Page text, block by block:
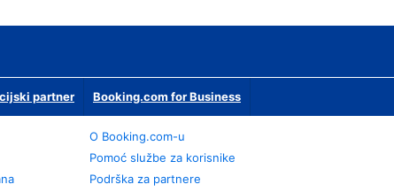
partner Booking.com for Business
O Booking.com-u
Pomoć službe za korisnike
Podrška za partnere